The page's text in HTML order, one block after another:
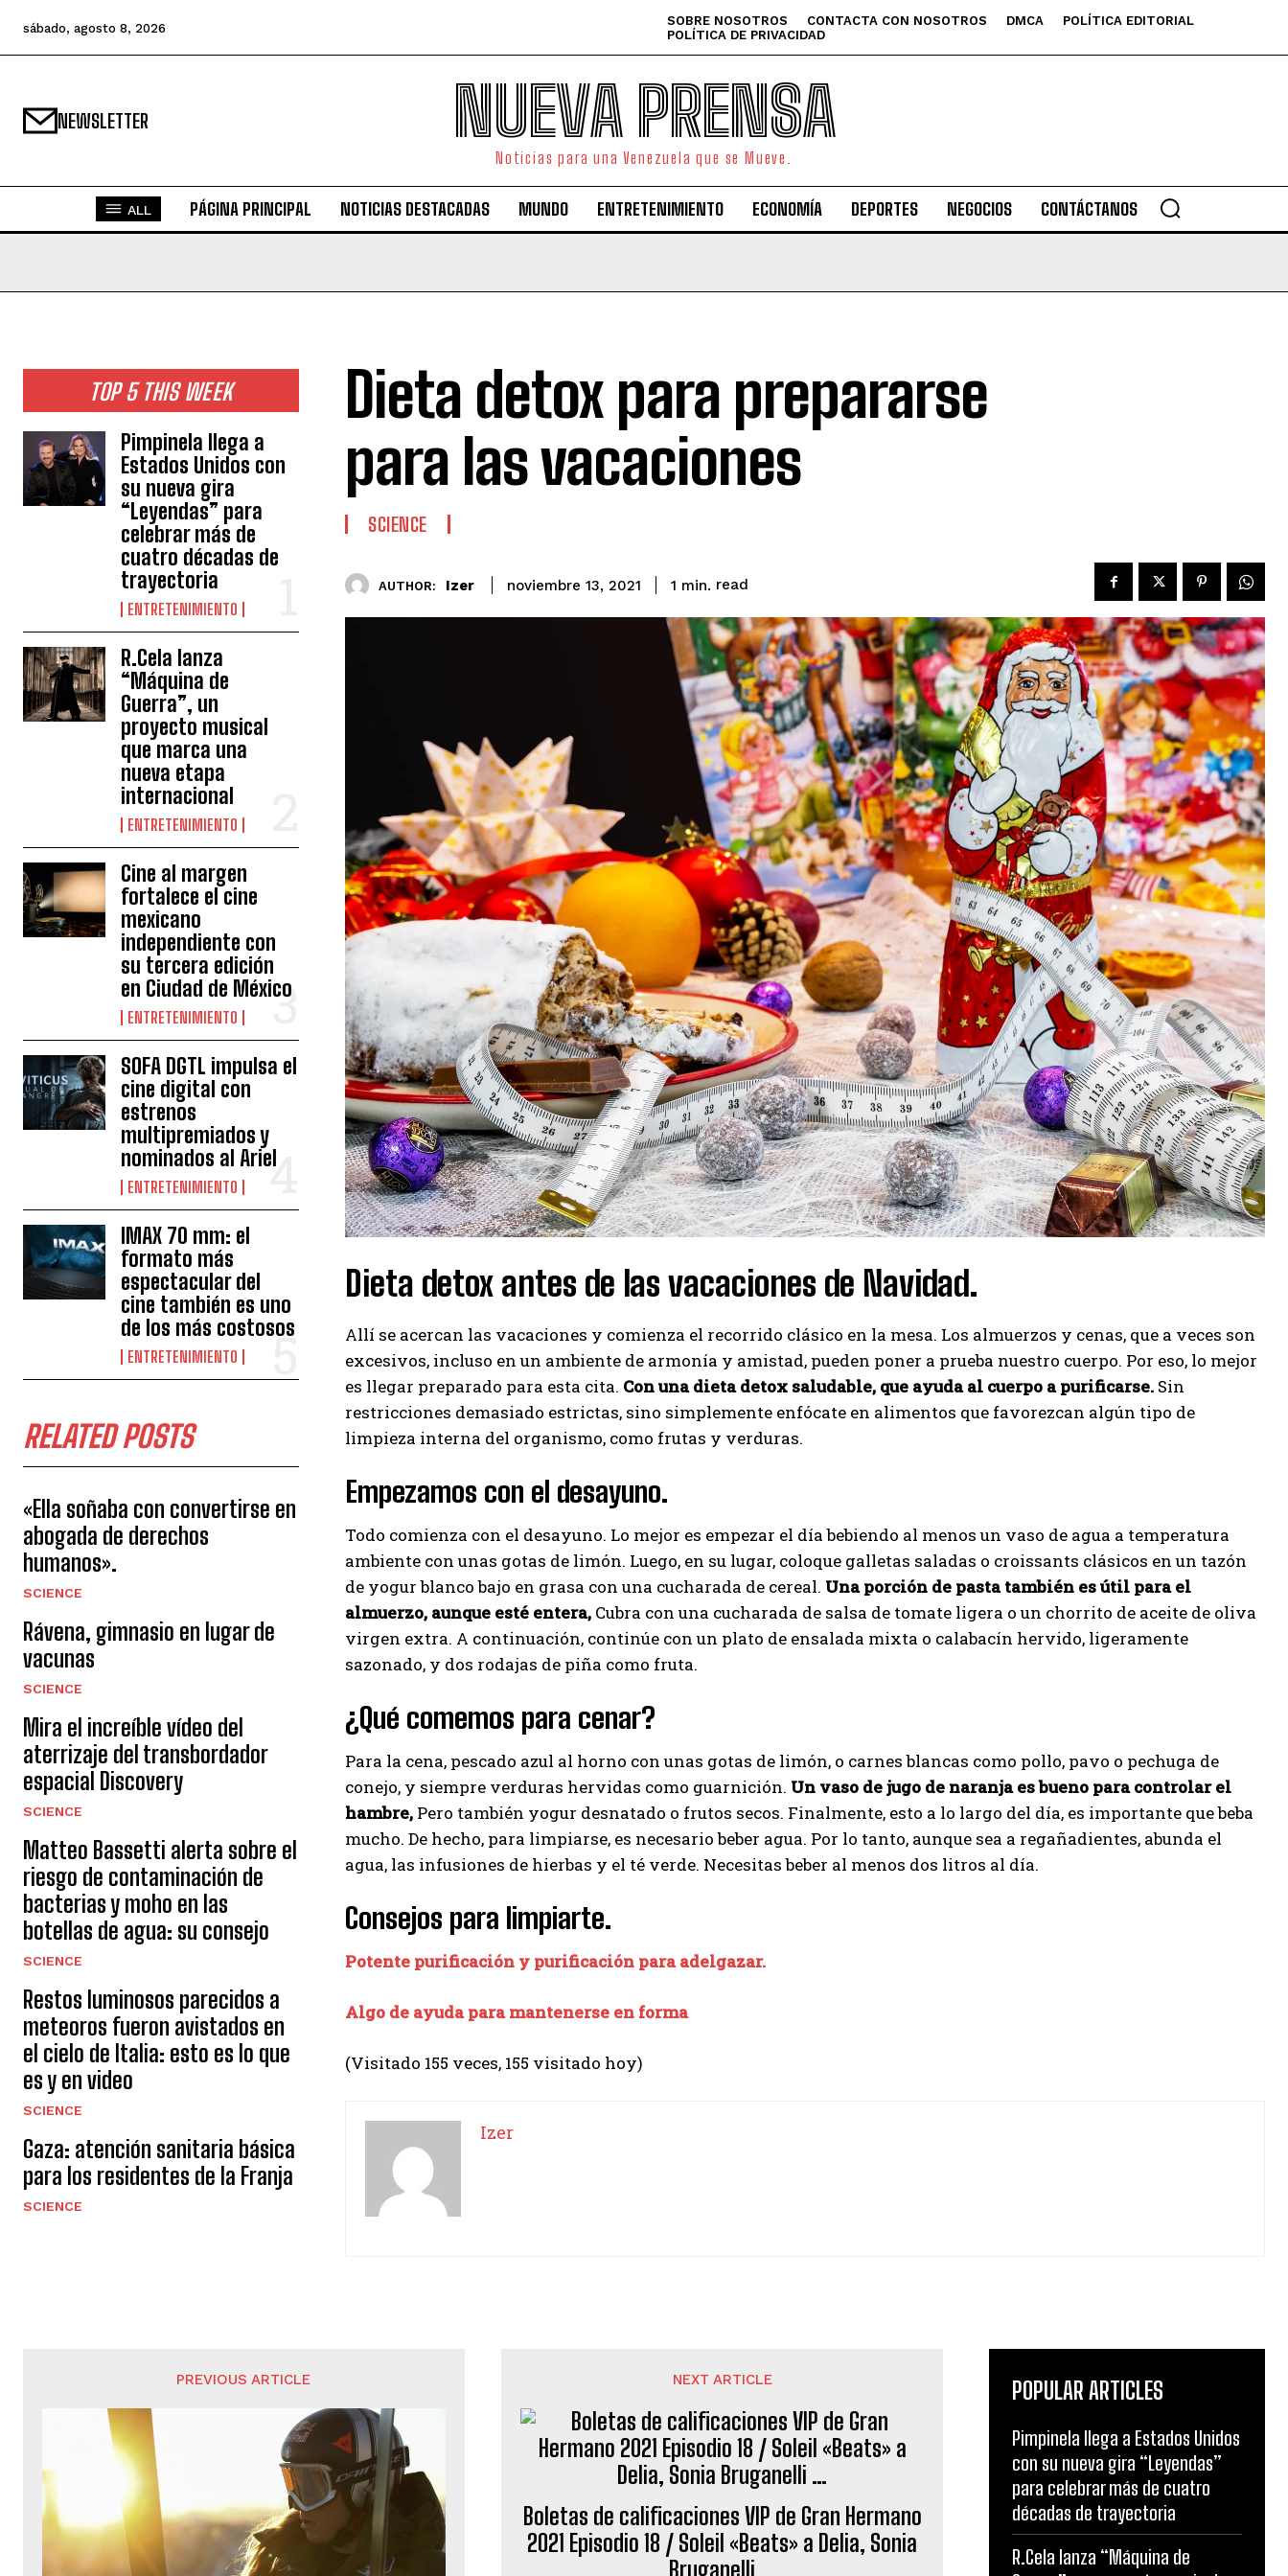
I WANT IN
I've read and accept the Privacy Policy
Izer
sábado, agosto 8, 2026 SOBRE NOSOTROS CONTACTA CON NOSOTROS DMCA
POLÍTICA EDITORIAL
POLÍTICA DE PRIVACIDAD
NEWSLETTER NUEVA PRENSA
Noticias para una Venezuela que se Mueve.
ALL PÁGINA PRINCIPAL NOTICIAS DESTACADAS MUNDO ENTRETENIMIENTO ECONOMÍA DEPORTES NEGOCIOS CONTÁCTANOS
TOP 5 THIS WEEK
Pimpinela llega a
Estados Unidos con
su nueva gira
“Leyendas” para
celebrar más de
cuatro décadas de
trayectoria
ENTRETENIMIENTO
R.Cela lanza
“Máquina de
Guerra”, un
proyecto musical
que marca una
nueva etapa
internacional
ENTRETENIMIENTO
Cine al margen
fortalece el cine
mexicano
independiente con
su tercera edición
en Ciudad de México
ENTRETENIMIENTO
SOFA DGTL impulsa el
cine digital con
estrenos
multipremiados y
nominados al Ariel
ENTRETENIMIENTO
IMAX 70 mm: el
formato más
espectacular del
cine también es uno
de los más costosos
ENTRETENIMIENTO
RELATED POSTS
«Ella soñaba con convertirse en
abogada de derechos
humanos».
SCIENCE
Rávena, gimnasio en lugar de
vacunas
SCIENCE
Mira el increíble vídeo del
aterrizaje del transbordador
espacial Discovery
SCIENCE
Matteo Bassetti alerta sobre el
riesgo de contaminación de
bacterias y moho en las
botellas de agua: su consejo
SCIENCE
Restos luminosos parecidos a
meteoros fueron avistados en
el cielo de Italia: esto es lo que
es y en video
SCIENCE
Gaza: atención sanitaria básica
para los residentes de la Franja
SCIENCE
Dieta detox para prepararse
para las vacaciones
SCIENCE
AUTHOR: Izer noviembre 13, 2021 1 min. read
Dieta detox antes de las vacaciones de Navidad.
Allí se acercan las vacaciones y comienza el recorrido clásico en la mesa. Los almuerzos y cenas, que a veces son
excesivos, incluso en un ambiente de armonía y amistad, pueden poner a prueba nuestro cuerpo. Por eso, lo mejor
es llegar preparado para esta cita. Con una dieta detox saludable, que ayuda al cuerpo a purificarse. Sin
restricciones demasiado estrictas, sino simplemente enfócate en alimentos que favorezcan algún tipo de
limpieza interna del organismo, como frutas y verduras.
Empezamos con el desayuno.
Todo comienza con el desayuno. Lo mejor es empezar el día bebiendo al menos un vaso de agua a temperatura
ambiente con unas gotas de limón. Luego, en su lugar, coloque galletas saladas o croissants clásicos en un tazón
de yogur blanco bajo en grasa con una cucharada de cereal. Una porción de pasta también es útil para el
almuerzo, aunque esté entera, Cubra con una cucharada de salsa de tomate ligera o un chorrito de aceite de oliva
virgen extra. A continuación, continúe con un plato de ensalada mixta o calabacín hervido, ligeramente
sazonado, y dos rodajas de piña como fruta.
¿Qué comemos para cenar?
Para la cena, pescado azul al horno con unas gotas de limón, o carnes blancas como pollo, pavo o pechuga de
conejo, y siempre verduras hervidas como guarnición. Un vaso de jugo de naranja es bueno para controlar el
hambre, Pero también yogur desnatado o frutos secos. Finalmente, esto a lo largo del día, es importante que beba
mucho. De hecho, para limpiarse, es necesario beber agua. Por lo tanto, aunque sea a regañadientes, abunda el
agua, las infusiones de hierbas y el té verde. Necesitas beber al menos dos litros al día.
Consejos para limpiarte.
Potente purificación y purificación para adelgazar.
Algo de ayuda para mantenerse en forma
(Visitado 155 veces, 155 visitado hoy)
Izer
PREVIOUS ARTICLE NEXT ARTICLE
Boletas de calificaciones VIP de Gran Hermano
2021 Episodio 18 / Soleil «Beats» a Delia, Sonia
Bruganelli …
POPULAR ARTICLES
Pimpinela llega a Estados Unidos
con su nueva gira “Leyendas”
para celebrar más de cuatro
décadas de trayectoria
R.Cela lanza “Máquina de